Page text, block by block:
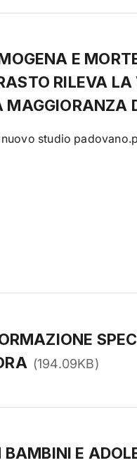
E
RILEVA
studio
(194.09KB)
E